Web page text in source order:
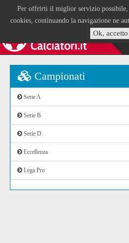
Per offrirti il miglior servizio
cookies, continuando la navigazione ne
Ok, accetto
Campionati
Serie A
Serie B
Serie D
Eccellenza
Lega Pro